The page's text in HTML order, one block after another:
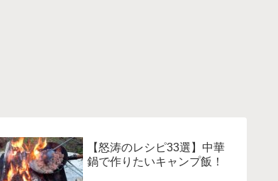
【怒涛のレシピ33選】中華
鍋で作りたいキャンプ飯！